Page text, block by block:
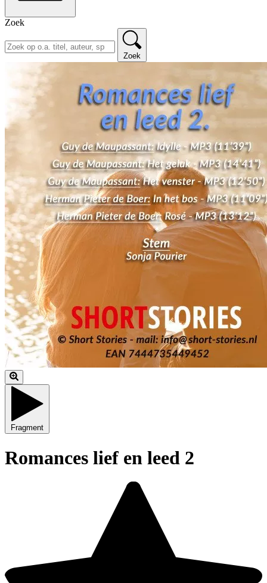
Zoek
Zoek
Fragment
Romances lief en leed 2